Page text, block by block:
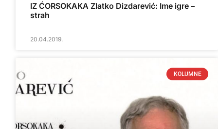
IZ ĆORSOKAKA Zlatko Dizdarević: Ime igre –
strah
20.04.2019.
KOLUMNE